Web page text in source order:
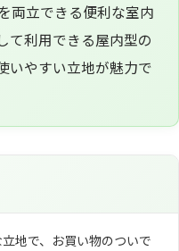
両立できる便利な室内
て利用できる屋内型の
いやすい立地が魅力で
地で、お買い物のついで